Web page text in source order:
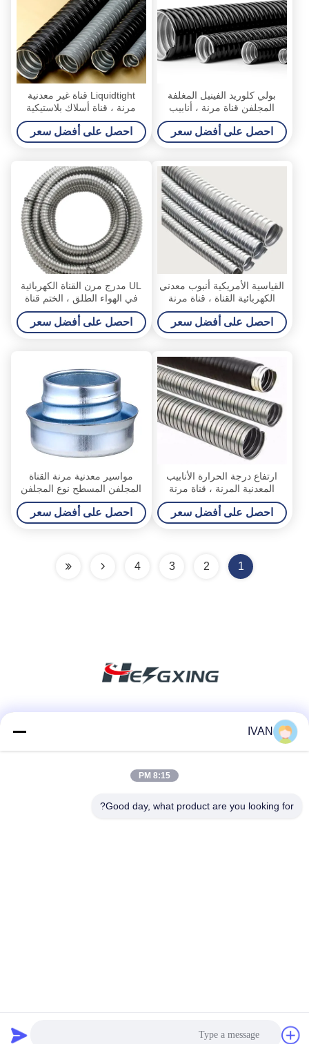
بولي كلوريد الفينيل المغلفة
المجلفن قناة مرنة ، أنابيب
معدنية مرنة قناة كهربائية
احصل على أفضل سعر
Liquidtight قناة غير معدنية
مرنة ، قناة أسلاك بلاستيكية
مرنة خفيفة الوزن
احصل على أفضل سعر
القياسية الأمريكية أنبوب معدني
الكهربائية القناة ، قناة مرنة
صغيرة قطرها
احصل على أفضل سعر
UL مدرج مرن القناة الكهربائية
في الهواء الطلق ، الختم قناة
مرنة ضيقة
احصل على أفضل سعر
ارتفاع درجة الحرارة الأنابيب
المعدنية المرنة ، قناة مرنة
مقاومة للحرارة للأسلاك في
الهواء الطلق
احصل على أفضل سعر
مواسير معدنية مرنة القناة
المجلفن المسطح نوع المجلفن
السطح
احصل على أفضل سعر
1
2
3
4
IVAN
8:15 PM
Good day, what product are you looking for?